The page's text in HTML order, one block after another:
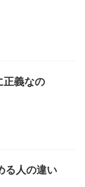
正義なの
る人の違い